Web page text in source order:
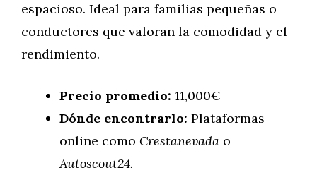
espacioso. Ideal para familias pequeñas o
conductores que valoran la comodidad y el
rendimiento.
Precio promedio: 11,000€
Dónde encontrarlo: Plataformas
online como Crestanevada o
Autoscout24.